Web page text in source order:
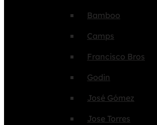
Bamboo
Camps
Francisco Bros
Godin
José Gómez
Jose Torres